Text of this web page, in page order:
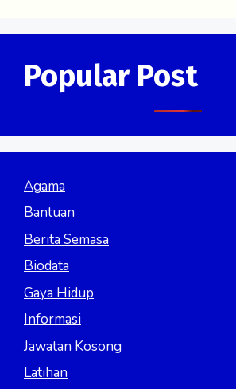
Popular Post
Agama
Bantuan
Berita Semasa
Biodata
Gaya Hidup
Informasi
Jawatan Kosong
Latihan